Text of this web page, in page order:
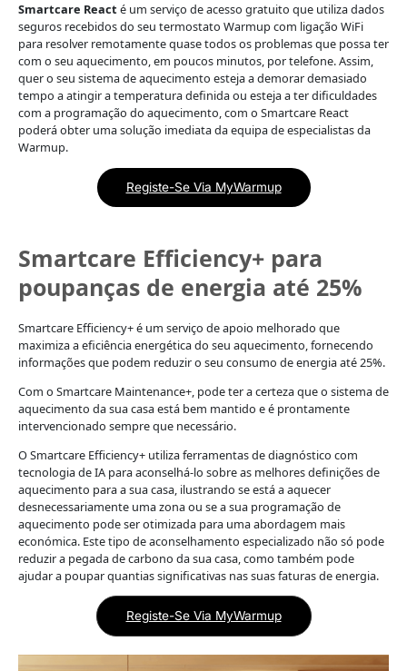
Smartcare React é um serviço de acesso gratuito que utiliza dados
seguros recebidos do seu termostato Warmup com ligação WiFi
para resolver remotamente quase todos os problemas que possa ter
com o seu aquecimento, em poucos minutos, por telefone. Assim,
quer o seu sistema de aquecimento esteja a demorar demasiado
tempo a atingir a temperatura definida ou esteja a ter dificuldades
com a programação do aquecimento, com o Smartcare React
poderá obter uma solução imediata da equipa de especialistas da
Warmup.
Registe-Se Via MyWarmup
Smartcare Efficiency+ para
poupanças de energia até 25%
Smartcare Efficiency+ é um serviço de apoio melhorado que
maximiza a eficiência energética do seu aquecimento, fornecendo
informações que podem reduzir o seu consumo de energia até 25%.
Com o Smartcare Maintenance+, pode ter a certeza que o sistema de
aquecimento da sua casa está bem mantido e é prontamente
intervencionado sempre que necessário.
O Smartcare Efficiency+ utiliza ferramentas de diagnóstico com
tecnologia de IA para aconselhá-lo sobre as melhores definições de
aquecimento para a sua casa, ilustrando se está a aquecer
desnecessariamente uma zona ou se a sua programação de
aquecimento pode ser otimizada para uma abordagem mais
económica. Este tipo de aconselhamento especializado não só pode
reduzir a pegada de carbono da sua casa, como também pode
ajudar a poupar quantias significativas nas suas faturas de energia.
Registe-Se Via MyWarmup